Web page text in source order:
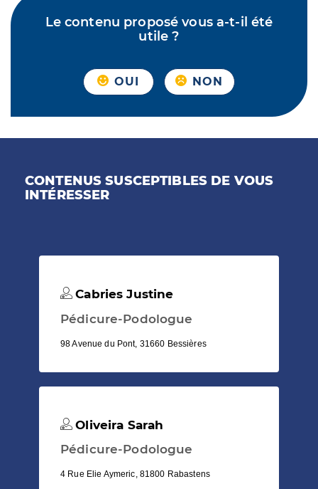
Le contenu proposé vous a-t-il été
utile ?
OUI NON
CONTENUS SUSCEPTIBLES DE VOUS
INTÉRESSER
Cabries Justine
Pédicure-Podologue
98 Avenue du Pont, 31660 Bessières
Oliveira Sarah
Pédicure-Podologue
4 Rue Elie Aymeric, 81800 Rabastens